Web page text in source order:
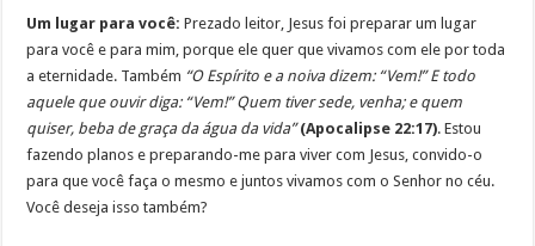
Um lugar para você: Prezado leitor, Jesus foi preparar um lugar
para você e para mim, porque ele quer que vivamos com ele por toda
a eternidade. Também “O Espírito e a noiva dizem: “Vem!” E todo
aquele que ouvir diga: “Vem!” Quem tiver sede, venha; e quem
quiser, beba de graça da água da vida” (Apocalipse 22:17). Estou
fazendo planos e preparando-me para viver com Jesus, convido-o
para que você faça o mesmo e juntos vivamos com o Senhor no céu.
Você deseja isso também?